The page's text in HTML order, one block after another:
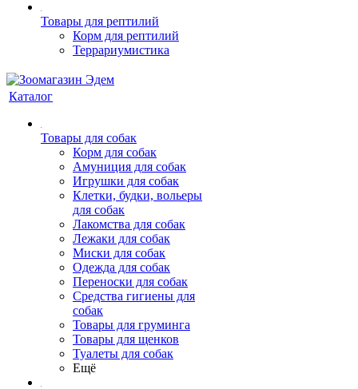
Товары для рептилий
Корм для рептилий
Террариумистика
Каталог
Товары для собак
Корм для собак
Амуниция для собак
Игрушки для собак
Клетки, будки, вольеры
для собак
Лакомства для собак
Лежаки для собак
Миски для собак
Одежда для собак
Переноски для собак
Средства гигиены для
собак
Товары для груминга
Товары для щенков
Туалеты для собак
Ещё